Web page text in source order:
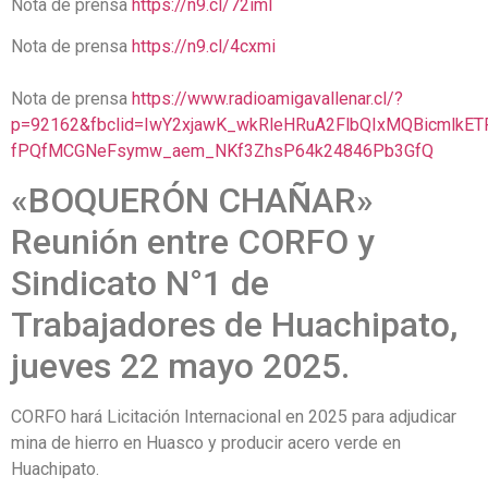
Nota de prensa https://n9.cl/72iml
Nota de prensa https://n9.cl/4cxmi
Nota de prensa https://www.radioamigavallenar.cl/?
fPQfMCGNeFsymw_aem_NKf3ZhsP64k24846Pb3GfQ
«BOQUERÓN CHAÑAR»
Reunión entre CORFO y
Sindicato N°1 de
Trabajadores de Huachipato,
jueves 22 mayo 2025.
CORFO hará Licitación Internacional en 2025 para adjudicar
mina de hierro en Huasco y producir acero verde en
Huachipato.